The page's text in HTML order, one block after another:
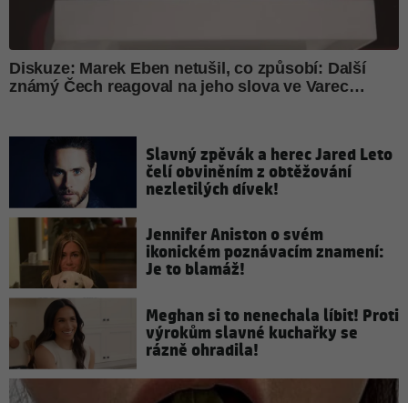
Slavný zpěvák a herec Jared Leto
čelí obviněním z obtěžování
nezletilých dívek!
Jennifer Aniston o svém
ikonickém poznávacím znamení:
Je to blamáž!
Meghan si to nenechala líbit! Proti
výrokům slavné kuchařky se
rázně ohradila!